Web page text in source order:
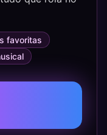
favoritas